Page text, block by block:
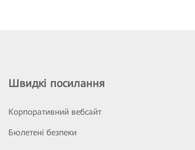
Швидкі посилання
Корпоративний вебсайт
Бюлетені безпеки